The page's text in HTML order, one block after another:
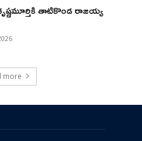
కృష్ణమూర్తికి తాటికొండ రాజయ్య
more